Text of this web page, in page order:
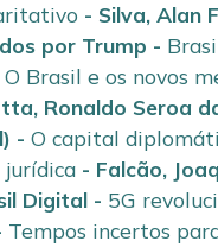
- Silva, Alan
por Trump -
O Brasil e os novos
Ronaldo Seroa
-O capital
jurídica - Falcão,
Digital - 5G
Tempos incertos